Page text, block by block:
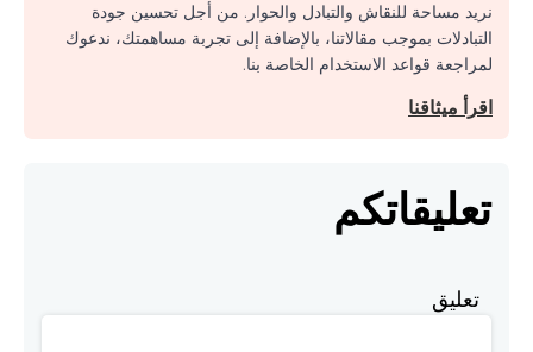
نريد مساحة للنقاش والتبادل والحوار. من أجل تحسين جودة
التبادلات بموجب مقالاتنا، بالإضافة إلى تجربة مساهمتك، ندعوك
لمراجعة قواعد الاستخدام الخاصة بنا.
اقرأ ميثاقنا
تعليقاتكم
تعليق